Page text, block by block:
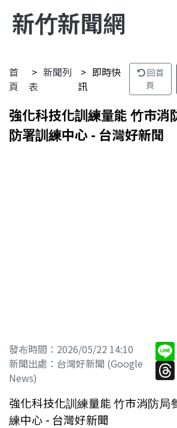
新竹新聞網
首
頁
新聞列
表
即時快
訊
回首
頁
強化科技化訓練量能 竹市消
防署訓練中心 - 台灣好新聞
發布時間：2026/05/22 14:10
新聞出處：台灣好新聞 (Google
News)
強化科技化訓練量能 竹市消防局
練中心 - 台灣好新聞